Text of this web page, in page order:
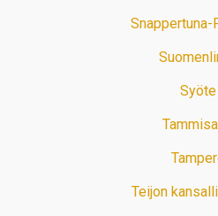
Snappertuna-
Syöte
Teijon